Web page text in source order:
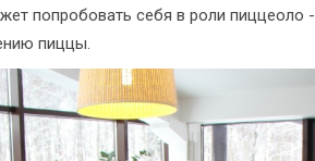
попробовать себя в роли пиццеоло
пиццы.